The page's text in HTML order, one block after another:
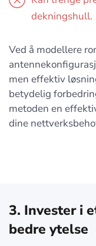
dekningshull.
Ved å modellere
men effektiv
betydelig
metoden en
dine
3. Invester i
bedre ytelse